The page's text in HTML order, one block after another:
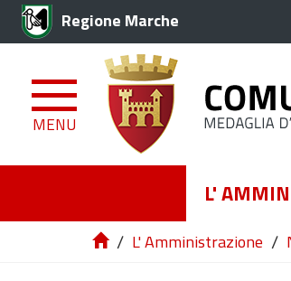
Regione Marche
MENU
L'
/ L' Amministrazione /